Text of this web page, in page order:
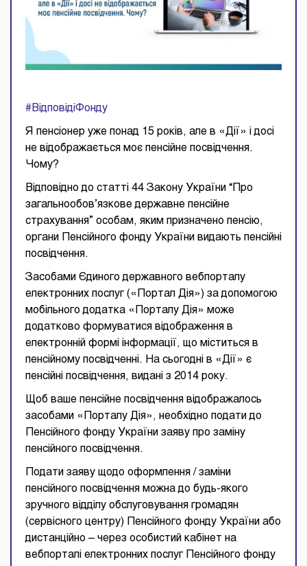
#ВідповідіФонду
Я пенсіонер уже понад 15 років, але в «Дії» і досі
не відображається моє пенсійне посвідчення.
Чому?
Відповідно до статті 44 Закону України “Про
загальнообов’язкове державне пенсійне
страхування” особам, яким призначено пенсію,
органи Пенсійного фонду України видають пенсійні
посвідчення.
Засобами Єдиного державного вебпорталу
електронних послуг («Портал Дія») за допомогою
мобільного додатка «Порталу Дія» може
додатково формуватися відображення в
електронній формі інформації, що міститься в
пенсійному посвідченні. На сьогодні в «Дії» є
пенсійні посвідчення, видані з 2014 року.
Щоб ваше пенсійне посвідчення відображалось
засобами «Порталу Дія», необхідно подати до
Пенсійного фонду України заяву про заміну
пенсійного посвідчення.
Подати заяву щодо оформлення / заміни
пенсійного посвідчення можна до будь-якого
зручного відділу обслуговування громадян
(сервісного центру) Пенсійного фонду України або
дистанційно – через особистий кабінет на
вебпорталі електронних послуг Пенсійного фонду